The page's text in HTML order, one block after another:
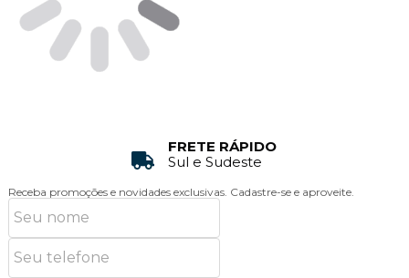
FRETE RÁPIDO
Sul e Sudeste
Receba promoções e novidades exclusivas. Cadastre-se e aproveite.